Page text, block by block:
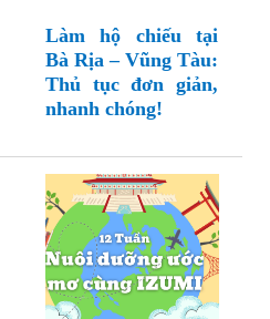
Làm hộ chiếu tại
Bà Rịa – Vũng Tàu:
Thủ tục đơn giản,
nhanh chóng!